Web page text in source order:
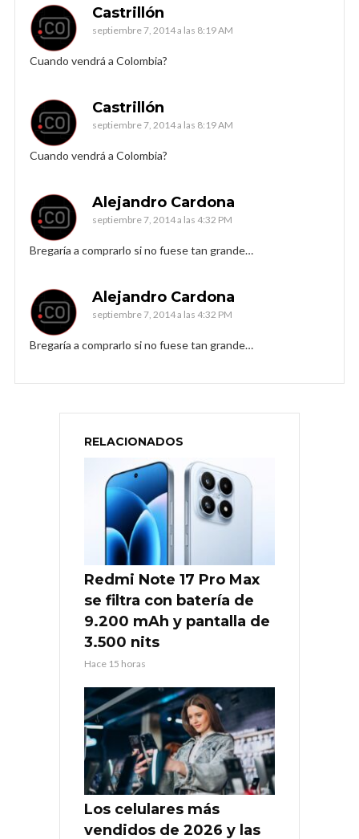
Castrillón
septiembre 7, 2014 a las 8:19 AM
Cuando vendrá a Colombia?
Castrillón
septiembre 7, 2014 a las 8:19 AM
Cuando vendrá a Colombia?
Alejandro Cardona
septiembre 7, 2014 a las 4:32 PM
Bregaría a comprarlo si no fuese tan grande…
Alejandro Cardona
septiembre 7, 2014 a las 4:32 PM
Bregaría a comprarlo si no fuese tan grande…
RELACIONADOS
Redmi Note 17 Pro Max
se filtra con batería de
9.200 mAh y pantalla de
3.500 nits
Hace 15 horas
Los celulares más
vendidos de 2026 y las